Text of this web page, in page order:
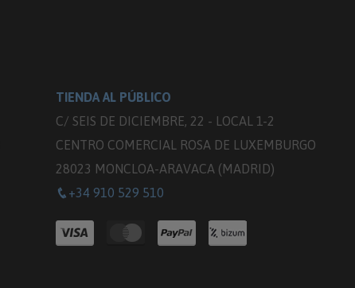
TIENDA AL PÚBLICO
C/ SEIS DE DICIEMBRE, 22 - LOCAL 1-2
CENTRO COMERCIAL ROSA DE LUXEMBURGO
28023 MONCLOA-ARAVACA (MADRID)
+34 910 529 510